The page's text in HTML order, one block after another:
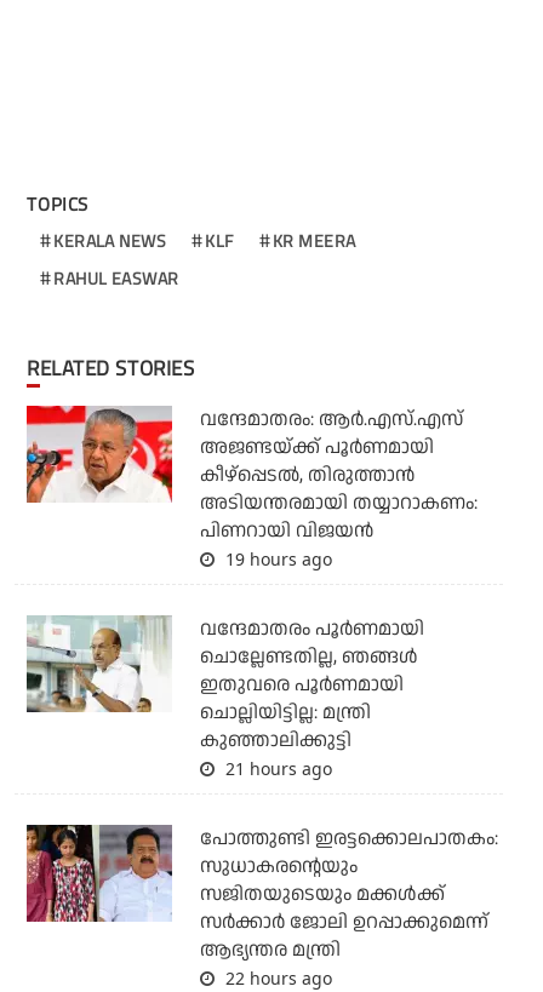
TOPICS
KERALA NEWS KLF
KR MEERA
RAHUL EASWAR
RELATED STORIES
വന്ദേമാതരം: ആര്‍.എസ്.എസ്
അജണ്ടയ്ക്ക് പൂര്‍ണമായി
കീഴ്‌പ്പെടല്‍, തിരുത്താന്‍
അടിയന്തരമായി തയ്യാറാകണം:
പിണറായി വിജയന്‍
19 hours ago
വന്ദേമാതരം പൂര്‍ണമായി
ചൊല്ലേണ്ടതില്ല, ഞങ്ങള്‍
ഇതുവരെ പൂര്‍ണമായി
ചൊല്ലിയിട്ടില്ല: മന്ത്രി
കുഞ്ഞാലിക്കുട്ടി
21 hours ago
പോത്തുണ്ടി ഇരട്ടക്കൊലപാതകം:
സുധാകരന്റെയും
സജിതയുടെയും മക്കള്‍ക്ക്
സര്‍ക്കാര്‍ ജോലി ഉറപ്പാക്കുമെന്ന്
ആഭ്യന്തര മന്ത്രി
22 hours ago